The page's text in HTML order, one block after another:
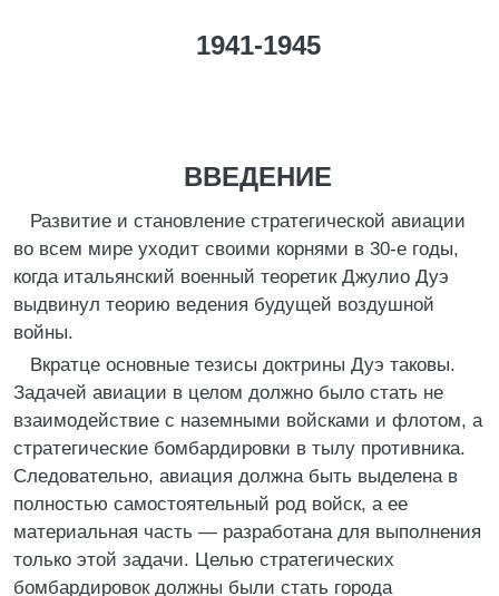
1941-1945
ВВЕДЕНИЕ
Развитие и становление стратегической авиации
во всем мире уходит своими корнями в 30-е годы,
когда итальянский военный теоретик Джулио Дуэ
выдвинул теорию ведения будущей воздушной
войны.
Вкратце основные тезисы доктрины Дуэ таковы.
Задачей авиации в целом должно было стать не
взаимодействие с наземными войсками и флотом, а
стратегические бомбардировки в тылу противника.
Следовательно, авиация должна быть выделена в
полностью самостоятельный род войск, а ее
материальная часть — разработана для выполнения
только этой задачи. Целью стратегических
бомбардировок должны были стать города